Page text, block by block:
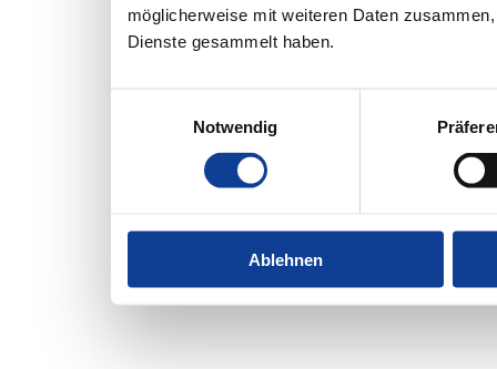
möglicherweise mit weiteren Daten
Dienste gesammelt haben.
Notwendig
Ablehnen